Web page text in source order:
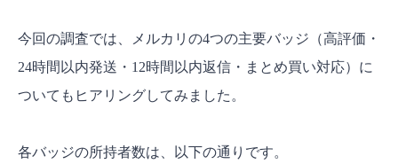
今回の調査では、メルカリの4つの主要バッジ（高評価・
24時間以内発送・12時間以内返信・まとめ買い対応）に
ついてもヒアリングしてみました。
各バッジの所持者数は、以下の通りです。